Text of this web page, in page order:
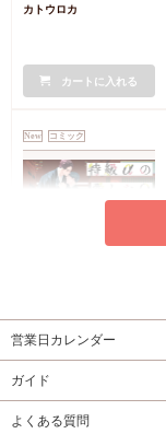
選)】
公式同人誌
店舗共通特典ペーパー
初版限定カメラロール
カトウロカ
カートに入れる
New コミック
コミコミ特典4Pリー
フレット
神波アユミ
営業日カレンダー
ガイド
よくある質問